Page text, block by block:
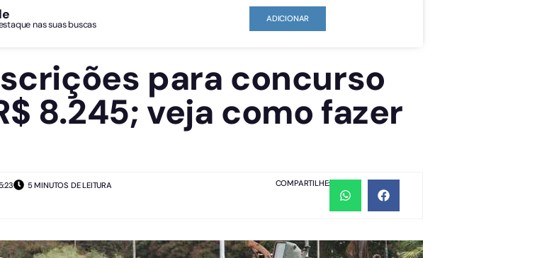
nas suas buscas ADICIONAR
para concurso
8.245; veja como fazer
5 MINUTOS DE LEITURA COMPARTILHE: